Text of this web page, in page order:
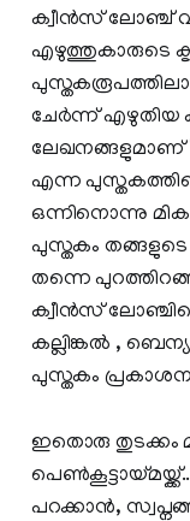
ക്വീൻസ് ലോഞ്ച്
എഴുത്തുകാരുടെ
ചേർന്ന് എഴുതിയ
ലേഖനങ്ങളുമാണ്
എന്ന
ഒന്നിനൊന്നു
പുസ്തകം തങ്ങളുടെ
തന്നെ
ക്വീൻസ്
കല്ലിങ്കൽ ,
പുസ്തകം
ഇതൊരു തുടക്കം
പറക്കാന്‍,